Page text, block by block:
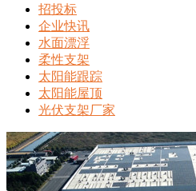
招投标
企业快讯
水面漂浮
柔性支架
太阳能跟踪
太阳能屋顶
光伏支架厂家